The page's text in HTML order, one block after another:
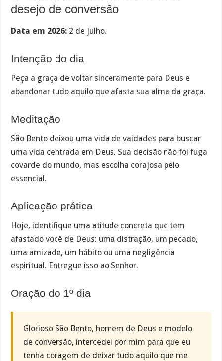
desejo de conversão
Data em 2026: 2 de julho.
Intenção do dia
Peça a graça de voltar sinceramente para Deus e
abandonar tudo aquilo que afasta sua alma da graça.
Meditação
São Bento deixou uma vida de vaidades para buscar
uma vida centrada em Deus. Sua decisão não foi fuga
covarde do mundo, mas escolha corajosa pelo
essencial.
Aplicação prática
Hoje, identifique uma atitude concreta que tem
afastado você de Deus: uma distração, um pecado,
uma amizade, um hábito ou uma negligência
espiritual. Entregue isso ao Senhor.
Oração do 1º dia
Glorioso São Bento, homem de Deus e modelo
de conversão, intercedei por mim para que eu
tenha coragem de deixar tudo aquilo que me